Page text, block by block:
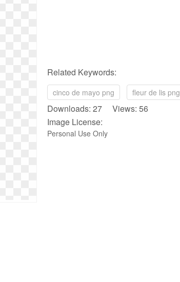
Related Keywords:
cinco de mayo png fleur de lis png
Downloads: 27 Views: 56
Image License:
Personal Use Only